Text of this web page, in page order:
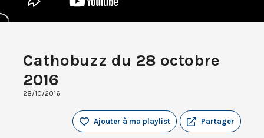
Cathobuzz du 28 octobre
2016
28/10/2016
Partager
Ajouter à ma playlist